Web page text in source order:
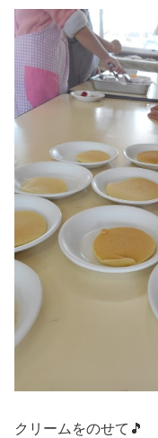
クリームをのせて🎵